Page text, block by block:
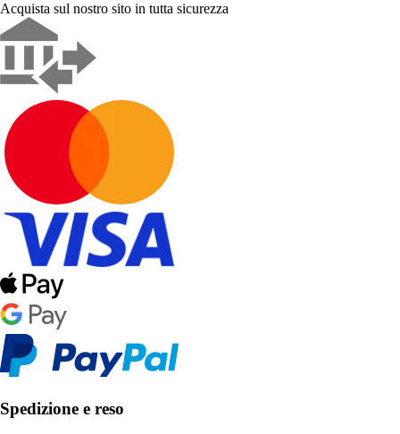
Acquista sul nostro sito in tutta sicurezza
Spedizione e reso